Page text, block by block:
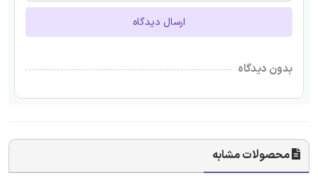
ارسال دیدگاه
بدون دیدگاه
محصولات مشابه